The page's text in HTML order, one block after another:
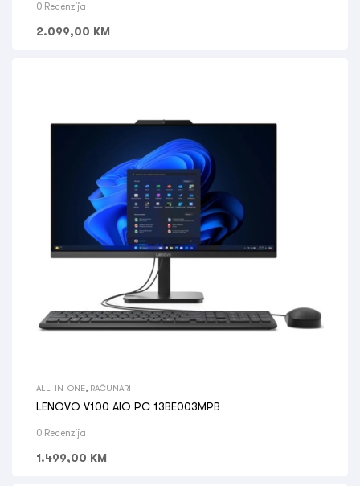
0 Recenzija
2.099,00 KM
ALL-IN-ONE RAČUNARI
LENOVO V100 AIO PC 13BE003MPB
0 Recenzija
1.499,00 KM